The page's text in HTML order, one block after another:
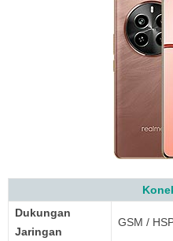
Dukungan
Jaringan
GSM /